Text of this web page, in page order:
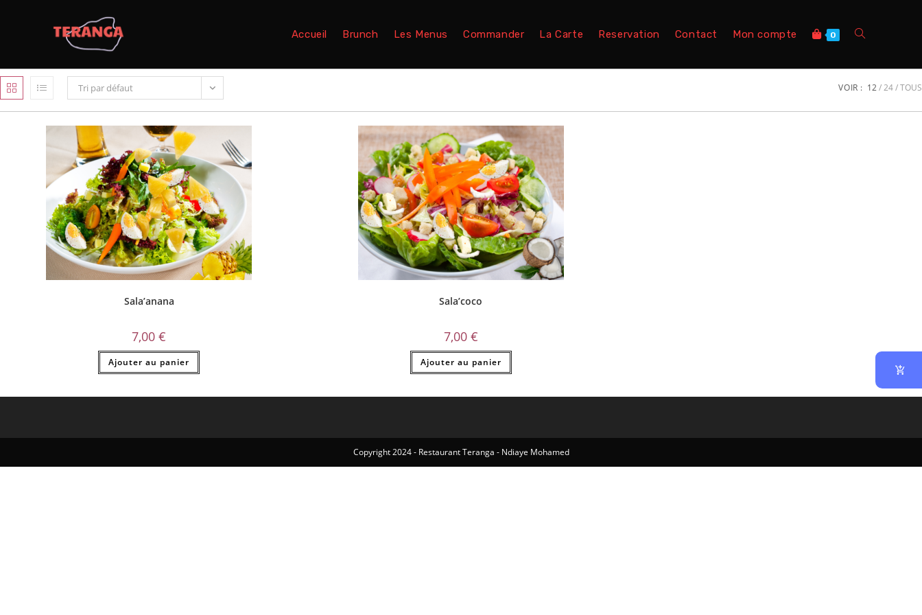
Accueil Brunch Les Menus Commander La Carte Reservation Contact Mon compte 0
Tri par défaut VOIR : 12 24 TOUS
Sala’anana
7,00€
Ajouter au panier
Sala’coco
7,00 €
Ajouter au panier
Copyright 2024 - Restaurant Teranga - Ndiaye Mohamed